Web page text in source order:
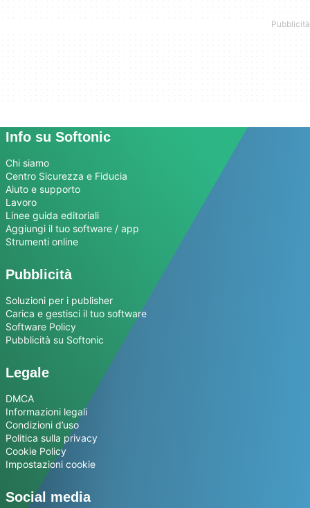
Info su Softonic
Chi siamo
Centro Sicurezza e Fiducia
Aiuto e supporto
Lavoro
Linee guida editoriali
Aggiungi il tuo software / app
Strumenti online
Pubblicità
Soluzioni per i publisher
Carica e gestisci il tuo software
Software Policy
Pubblicità su Softonic
Legale
DMCA
Informazioni legali
Condizioni d’uso
Politica sulla privacy
Cookie Policy
Impostazioni cookie
Social media